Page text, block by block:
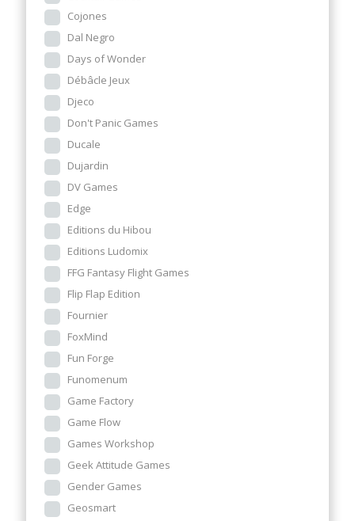
Cojones
Dal Negro
Days of Wonder
Débâcle Jeux
Djeco
Don't Panic Games
Ducale
Dujardin
DV Games
Edge
Editions du Hibou
Editions Ludomix
FFG Fantasy Flight Games
Flip Flap Edition
Fournier
FoxMind
Fun Forge
Funomenum
Game Factory
Game Flow
Games Workshop
Geek Attitude Games
Gender Games
Geosmart